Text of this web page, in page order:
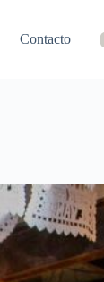
Contacto